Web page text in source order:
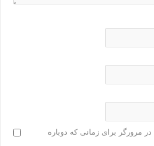
مرورگر برای زمانی که دوباره